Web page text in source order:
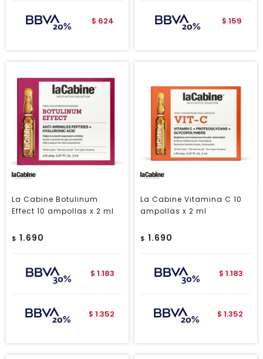
$ 624 $ 159
La Cabine Botulinum
Effect 10 ampollas x 2 ml
$ 1.690
$ 1.183
$ 1.352
La Cabine Vitamina C 10
ampollas x 2 ml
$ 1.690
$ 1.183
$ 1.352